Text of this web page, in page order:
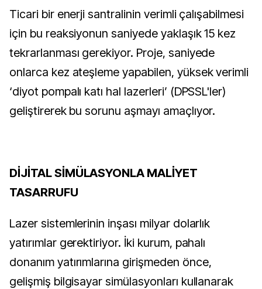
Ticari bir enerji santralinin verimli çalışabilmesi
için bu reaksiyonun saniyede yaklaşık 15 kez
tekrarlanması gerekiyor. Proje, saniyede
onlarca kez ateşleme yapabilen, yüksek verimli
‘diyot pompalı katı hal lazerleri’ (DPSSL'ler)
geliştirerek bu sorunu aşmayı amaçlıyor.
DİJİTAL SİMÜLASYONLA MALİYET
TASARRUFU
Lazer sistemlerinin inşası milyar dolarlık
yatırımlar gerektiriyor. İki kurum, pahalı
donanım yatırımlarına girişmeden önce,
gelişmiş bilgisayar simülasyonları kullanarak